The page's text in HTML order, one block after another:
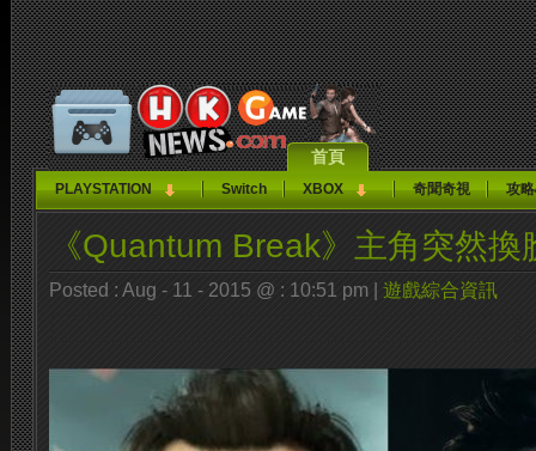
首頁
PLAYSTATION Switch XBOX 奇聞奇視 攻
《Quantum Break》主角突然換
Posted : Aug - 11 - 2015 @ : 10:51 pm | 遊戲綜合資訊